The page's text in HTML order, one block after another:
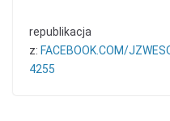
republikacja
z: FACEBOOK.COM/
4255